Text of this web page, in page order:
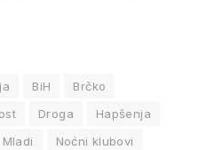
BiH
Brčko
Droga
Hapšenja
Mladi
Noćni klubovi